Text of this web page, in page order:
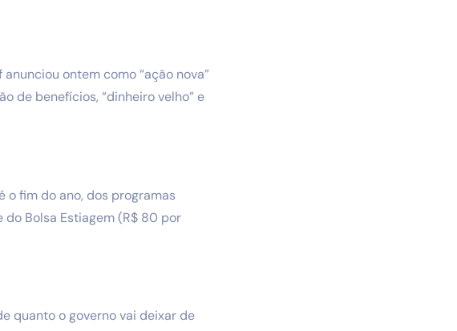
ontem como “ação nova”
de benefícios, “dinheiro velho” e
o fim do ano, dos programas
Bolsa Estiagem (R$ 80 por
quanto o governo vai deixar de